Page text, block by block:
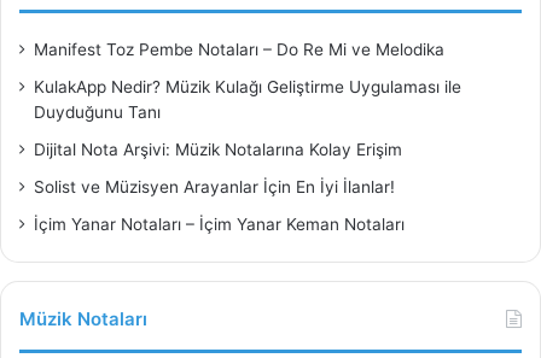
Manifest Toz Pembe Notaları – Do Re Mi ve Melodika
KulakApp Nedir? Müzik Kulağı Geliştirme Uygulaması ile
Duyduğunu Tanı
Dijital Nota Arşivi: Müzik Notalarına Kolay Erişim
Solist ve Müzisyen Arayanlar İçin En İyi İlanlar!
İçim Yanar Notaları – İçim Yanar Keman Notaları
Müzik Notaları